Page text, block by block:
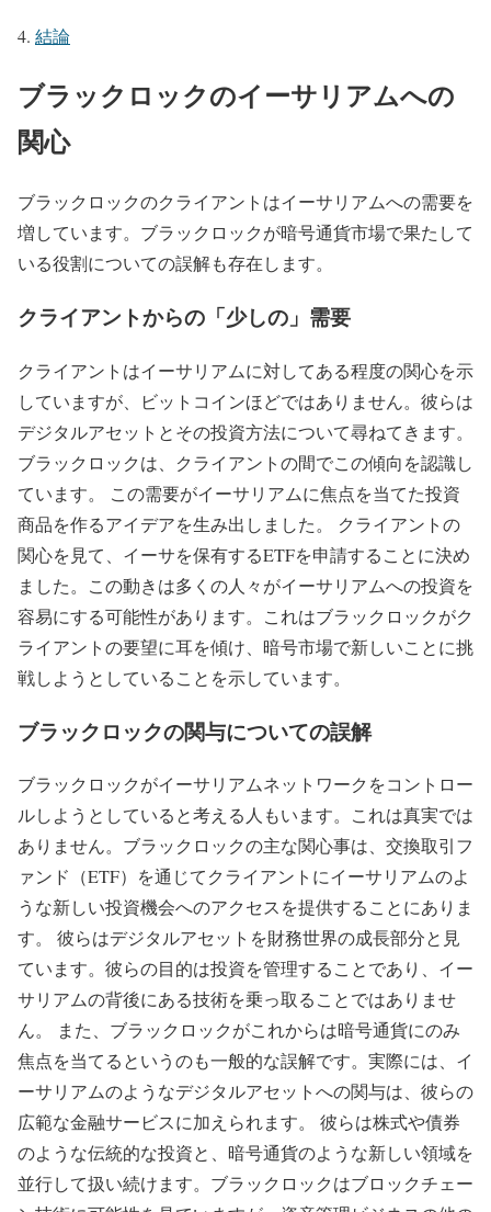
結論
ブラックロックのイーサリアムへの
関心
ブラックロックのクライアントはイーサリアムへの需要を
増しています。ブラックロックが暗号通貨市場で果たして
いる役割についての誤解も存在します。
クライアントからの「少しの」需要
クライアントはイーサリアムに対してある程度の関心を示
していますが、ビットコインほどではありません。彼らは
デジタルアセットとその投資方法について尋ねてきます。
ブラックロックは、クライアントの間でこの傾向を認識し
ています。 この需要がイーサリアムに焦点を当てた投資
商品を作るアイデアを生み出しました。 クライアントの
関心を見て、イーサを保有するETFを申請することに決め
ました。この動きは多くの人々がイーサリアムへの投資を
容易にする可能性があります。これはブラックロックがク
ライアントの要望に耳を傾け、暗号市場で新しいことに挑
戦しようとしていることを示しています。
ブラックロックの関与についての誤解
ブラックロックがイーサリアムネットワークをコントロー
ルしようとしていると考える人もいます。これは真実では
ありません。ブラックロックの主な関心事は、交換取引フ
ァンド（ETF）を通じてクライアントにイーサリアムのよ
うな新しい投資機会へのアクセスを提供することにありま
す。 彼らはデジタルアセットを財務世界の成長部分と見
ています。彼らの目的は投資を管理することであり、イー
サリアムの背後にある技術を乗っ取ることではありませ
ん。 また、ブラックロックがこれからは暗号通貨にのみ
焦点を当てるというのも一般的な誤解です。実際には、イ
ーサリアムのようなデジタルアセットへの関与は、彼らの
広範な金融サービスに加えられます。 彼らは株式や債券
のような伝統的な投資と、暗号通貨のような新しい領域を
並行して扱い続けます。ブラックロックはブロックチェー